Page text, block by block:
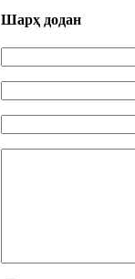
Шарҳ додан